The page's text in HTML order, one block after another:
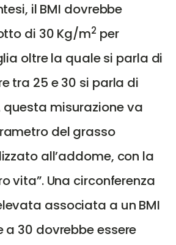
il BMI dovrebbe
di 30 Kg/m2 per
oltre la quale si parla di
tra 25 e 30 si parla di
questa misurazione va
del grasso
all’addome, con la
vita”. Una circonferenza
associata a un BMI
a 30 dovrebbe essere